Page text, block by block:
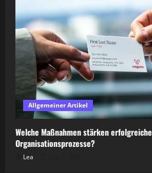
Allgemeiner Artikel
Welche Maßnahmen stärken erfolgreiche
Organisationsprozesse?
Lea